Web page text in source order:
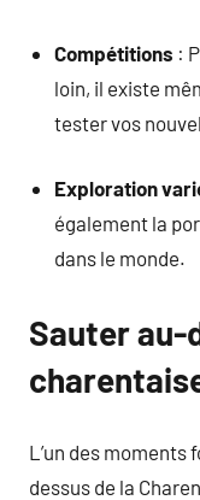
Compétitions :
loin, il existe
tester vos
Exploration
également la
dans le monde.
Sauter au-
L’un des moments
dessus de la